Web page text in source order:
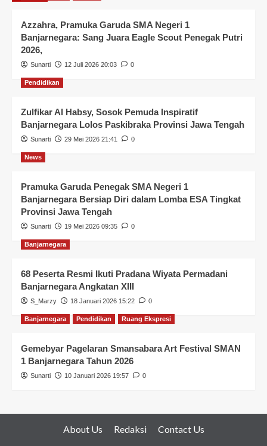
Azzahra, Pramuka Garuda SMA Negeri 1
Banjarnegara: Sang Juara Eagle Scout Penegak Putri
2026,
Sunarti 12 Juli 2026 20:03 0
Pendidikan
Zulfikar Al Habsy, Sosok Pemuda Inspiratif
Banjarnegara Lolos Paskibraka Provinsi Jawa Tengah
Sunarti 29 Mei 2026 21:41 0
News
Pramuka Garuda Penegak SMA Negeri 1
Banjarnegara Bersiap Diri dalam Lomba ESA Tingkat
Provinsi Jawa Tengah
Sunarti 19 Mei 2026 09:35 0
Banjarnegara
68 Peserta Resmi Ikuti Pradana Wiyata Permadani
Banjarnegara Angkatan XIII
S_Marzy 18 Januari 2026 15:22 0
Banjarnegara Pendidikan Ruang Ekspresi
Gemebyar Pagelaran Smansabara Art Festival SMAN
1 Banjarnegara Tahun 2026
Sunarti 10 Januari 2026 19:57 0
About Us Redaksi Contact Us